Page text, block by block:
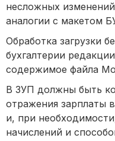
несложных
аналогии с макетом
Обработка загрузки
бухгалтерии
содержимое файла
В ЗУП должны быть
отражения зарплаты
и, при
начислений и